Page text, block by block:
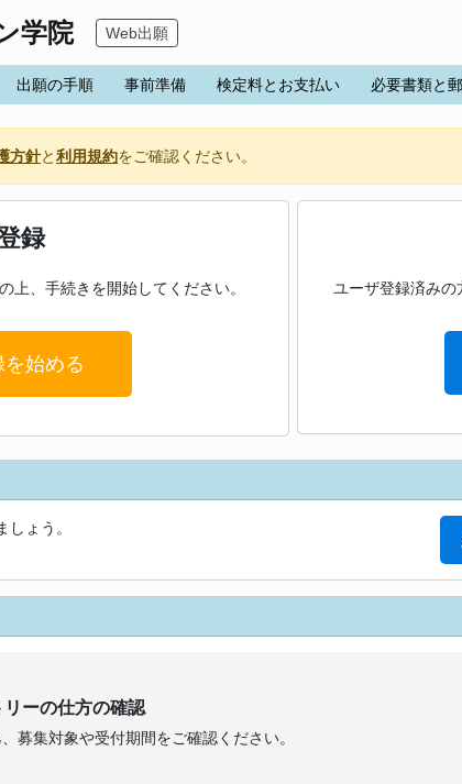
学院 Web出願
出願の手順 事前準備 検定料とお支払い 必要書類と
方針と利用規約をご確認ください。
録
上、手続きを開始してください。
始める
ユーザ登録済みの
ょう。
ーの仕方の確認
募集対象や受付期間をご確認ください。